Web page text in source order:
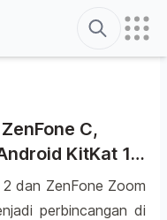
Search
C,
KitKat 1
dan ZenFone Zoom
perbincangan di